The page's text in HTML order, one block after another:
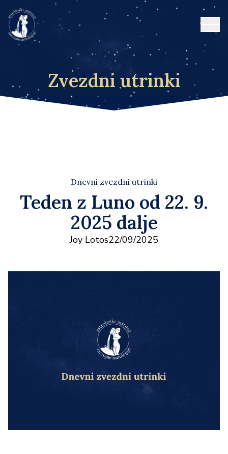
Zvezdni utrinki
Dnevni zvezdni utrinki
Teden z Luno od 22. 9.
2025 dalje
Joy Lotos22/09/2025